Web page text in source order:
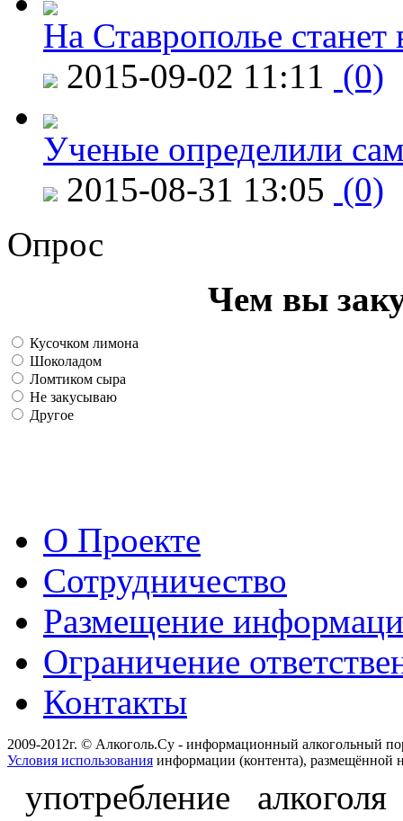
На Ставрополье
2015-09-02 11:11 (0)
Ученые определили
2015-08-31 13:05 (0)
Опрос
Чем вы
Кусочком лимона
Шоколадом
Ломтиком сыра
Не закусываю
Другое
О Проекте
Сотрудничество
Размещение
Ограничение
Контакты
2009-2012г. © Алкоголь.Су - информационный алкогольный
Условия использования информации (контента), размещённой
употребление